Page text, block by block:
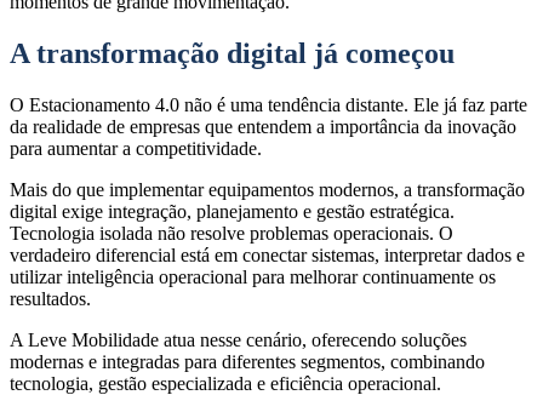
A transformação digital já começou
O Estacionamento 4.0 não é uma tendência distante. Ele já faz parte
da realidade de empresas que entendem a importância da inovação
para aumentar a competitividade.
Mais do que implementar equipamentos modernos, a transformação
digital exige integração, planejamento e gestão estratégica.
Tecnologia isolada não resolve problemas operacionais. O
verdadeiro diferencial está em conectar sistemas, interpretar dados e
utilizar inteligência operacional para melhorar continuamente os
resultados.
A Leve Mobilidade atua nesse cenário, oferecendo soluções
modernas e integradas para diferentes segmentos, combinando
tecnologia, gestão especializada e eficiência operacional.